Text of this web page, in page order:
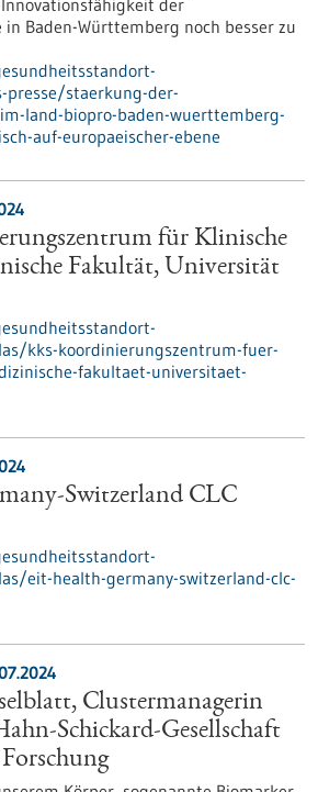
der
Baden-Württemberg noch besser zu
staerkung-der-
land-biopro-baden-wuerttemberg-
auf-europaeischer-ebene
für Klinische
Fakultät, Universität
kks-koordinierungszentrum-fuer-
fakultaet-universitaet-
Switzerland CLC
eit-health-germany-switzerland-clc-
Clustermanagerin
Schickard-Gesellschaft